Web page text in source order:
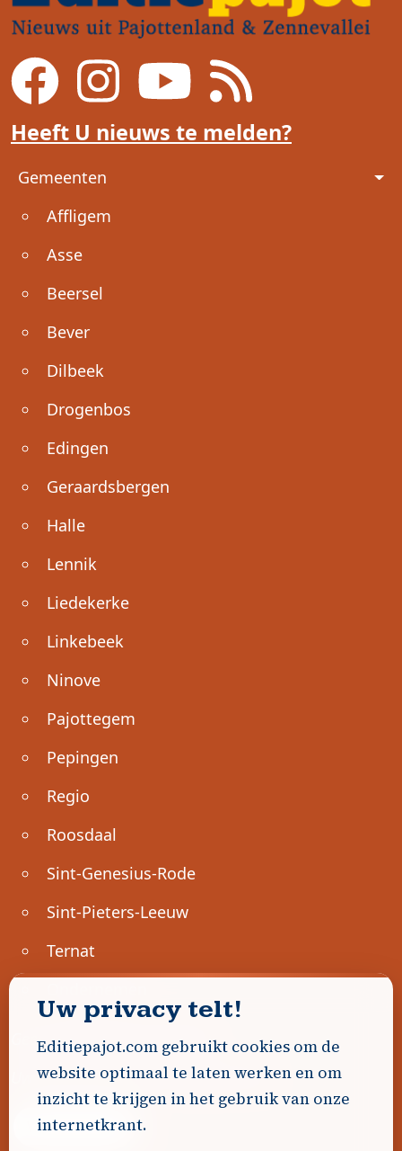
Heeft U nieuws te melden?
Voet
Gemeenten
Affligem
Asse
Beersel
Bever
Dilbeek
Drogenbos
Edingen
Geraardsbergen
Halle
Lennik
Liedekerke
Linkebeek
Ninove
Pajottegem
Pepingen
Regio
Roosdaal
Sint-Genesius-Rode
Sint-Pieters-Leeuw
Ternat
Geen advertenties gevonden.
Uw advertentie hier? Contacteer ons!
Word Partner!
Uw privacy telt!
Editiepajot.com gebruikt cookies om de
website optimaal te laten werken en om
inzicht te krijgen in het gebruik van onze
internetkrant.